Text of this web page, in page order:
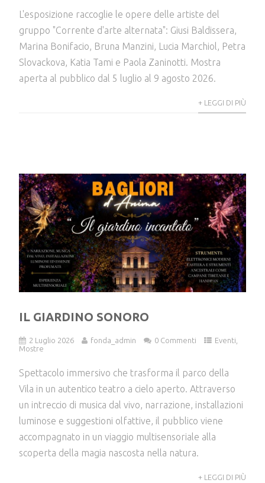
L'esposizione raccoglie le opere delle artiste del
gruppo "Corrente d'arte alternata": Giusi Baldissera,
Marina Bonifacio, Bruna Manzini, Lucia Marchiol, Petra
Slovackova, Katia Tami e Paola Zaninotti. Mostra
aperta al pubblico dal 5 luglio al 9 agosto 2026.
+ LEGGI DI PIÙ
IL GIARDINO SONORO
2 Luglio 2026 fonda_admin 0 Commenti Eventi
Mostre
Spettacolo immersivo che trasforma il parco della
Vila in un autentico teatro a cielo aperto. Attraverso
un intreccio di musica dal vivo, narrazione, installazioni
luminose e suggestioni olfattive, il pubblico viene
accompagnato in un viaggio multisensoriale alla
scoperta della magia nascosta nella natura.
+ LEGGI DI PIÙ